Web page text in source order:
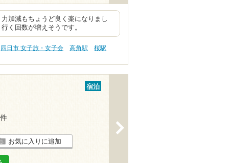
加減もちょうど良く楽になりまし
く回数が増えそうです。
四日市 女子旅・女子会 高角駅
桜駅
宿泊
お気に入りに追加